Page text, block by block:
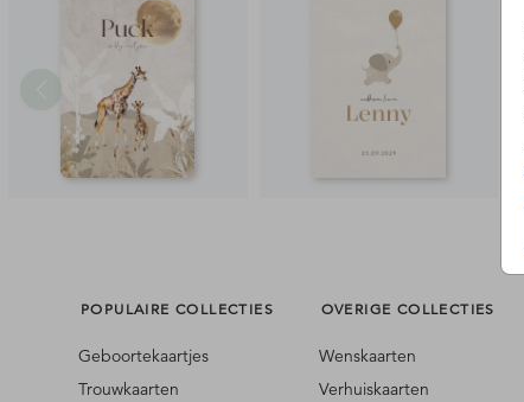
POPULAIRE COLLECTIES
Geboortekaartjes
Trouwkaarten
OVERIGE COLLECTIES
Wenskaarten
Verhuiskaarten